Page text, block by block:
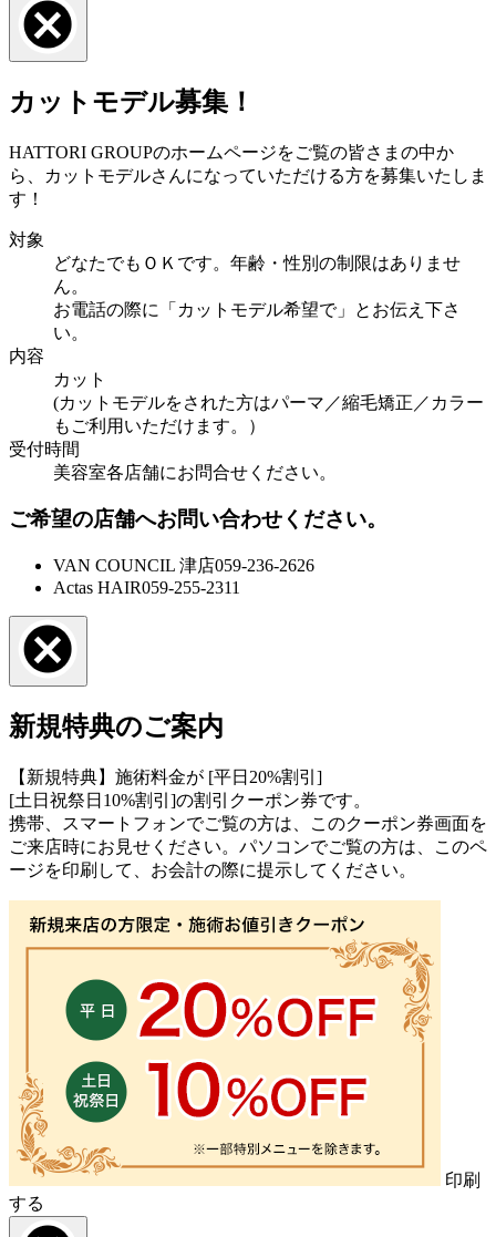
カットモデル募集！
HATTORI GROUPのホームページをご覧の皆さまの中か
ら、カットモデルさんになっていただける方を募集いたしま
す！
対象
どなたでもＯＫです。年齢・性別の制限はありませ
ん。
お電話の際に「カットモデル希望で」とお伝え下さ
い。
内容
カット
(カットモデルをされた方はパーマ／縮毛矯正／カラー
もご利用いただけます。）
受付時間
美容室各店舗にお問合せください。
ご希望の店舗へお問い合わせください。
VAN COUNCIL 津店059-236-2626
Actas HAIR059-255-2311
新規特典のご案内
【新規特典】施術料金が [平日20%割引]
[土日祝祭日10%割引]の割引クーポン券です。
携帯、スマートフォンでご覧の方は、このクーポン券画面を
ご来店時にお見せください。パソコンでご覧の方は、このペ
ージを印刷して、お会計の際に提示してください。
印刷
する